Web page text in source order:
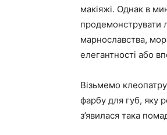
макіяжі. Однак в
продемонструвати
марнославства,
елегантності або
Візьмемо
фарбу для губ, яку
з’явилася така